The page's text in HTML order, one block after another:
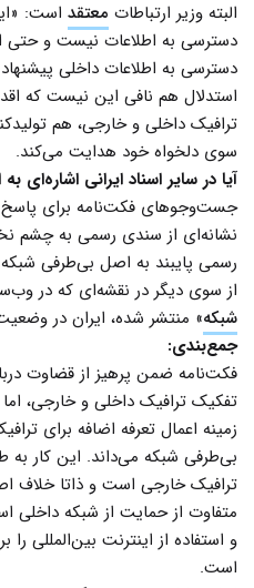
البته وزیر ارتباطات معتقد است:
دسترسی به اطلاعات نیست و حتی
دسترسی به اطلاعات داخلی
استدلال هم نافی این نیست که
ترافیک داخلی و خارجی، هم
سوی دلخواه خود هدایت می‌کند.
آیا در سایر اسناد ایرانی
جست‌وجوهای فکت‌نامه برای پاسخ
نشانه‌ای از سندی رسمی به چشم
رسمی پایبند به اصل بی‌طرفی
از سوی دیگر در نقشه‌ای که در
شبکه» منتشر شده، ایران در وضعیت
جمع‌بندی:
فکت‌نامه ضمن پرهیز از قضاوت
تفکیک ترافیک داخلی و خارجی،
زمینه اعمال تعرفه اضافه برای
بی‌طرفی شبکه می‌داند. این کار
ترافیک خارجی است و ذاتا خلاف
متفاوت از حمایت از شبکه داخلی
و استفاده از اینترنت بین‌المللی
است.